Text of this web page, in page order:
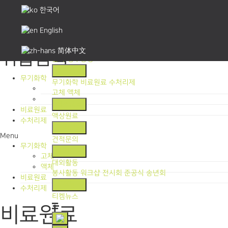
한국어
English
简体中文
취급품목
무기화학
비료원료
수처리제
Menu
무기화학
고체
액체
비료원료
수처리제
비료원료
인사말 조직도
무기화학 비료원료 수처리제
고체 액체
액상원료
견적문의
대외활동
봉사활동 워크샵 전시회 준공식 송년회
티켐뉴스